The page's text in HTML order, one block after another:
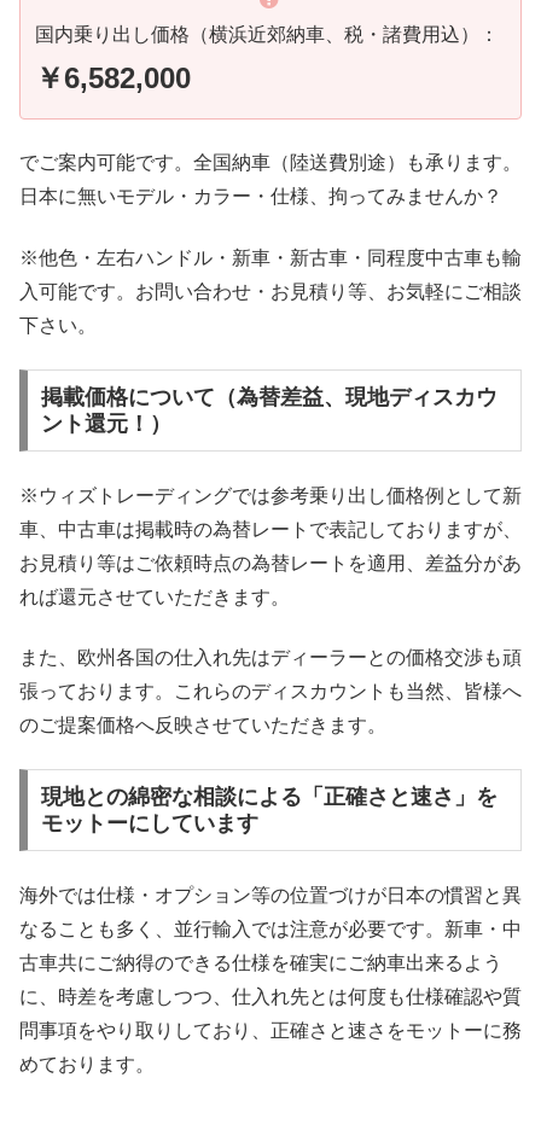
国内乗り出し価格（横浜近郊納車、税・諸費用込）：
￥6,582,000
でご案内可能です。全国納車（陸送費別途）も承ります。
日本に無いモデル・カラー・仕様、拘ってみませんか？
※他色・左右ハンドル・新車・新古車・同程度中古車も輸
入可能です。お問い合わせ・お見積り等、お気軽にご相談
下さい。
掲載価格について（為替差益、現地ディスカウ
ント還元！）
※ウィズトレーディングでは参考乗り出し価格例として新
車、中古車は掲載時の為替レートで表記しておりますが、
お見積り等はご依頼時点の為替レートを適用、差益分があ
れば還元させていただきます。
また、欧州各国の仕入れ先はディーラーとの価格交渉も頑
張っております。これらのディスカウントも当然、皆様へ
のご提案価格へ反映させていただきます。
現地との綿密な相談による「正確さと速さ」を
モットーにしています
海外では仕様・オプション等の位置づけが日本の慣習と異
なることも多く、並行輸入では注意が必要です。新車・中
古車共にご納得のできる仕様を確実にご納車出来るよう
に、時差を考慮しつつ、仕入れ先とは何度も仕様確認や質
問事項をやり取りしており、正確さと速さをモットーに務
めております。